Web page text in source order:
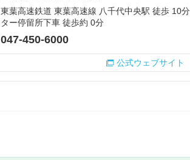
東葉高速鉄道 東葉高速線 八千代中央駅 徒歩 10
ター停留所下車 徒歩約 0分
047-450-6000
公式ウェブサイト